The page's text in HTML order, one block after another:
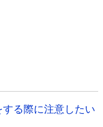
る際に注意したい